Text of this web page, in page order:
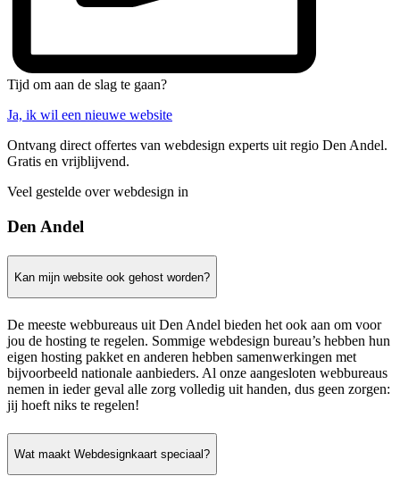
Tijd om aan de slag te gaan?
Ja, ik wil een nieuwe website
Ontvang direct offertes van webdesign experts uit regio Den Andel.
Gratis en vrijblijvend.
Veel gestelde over webdesign in
Den Andel
Kan mijn website ook gehost worden?
De meeste webbureaus uit Den Andel bieden het ook aan om voor
jou de hosting te regelen. Sommige webdesign bureau’s hebben hun
eigen hosting pakket en anderen hebben samenwerkingen met
bijvoorbeeld nationale aanbieders. Al onze aangesloten webbureaus
nemen in ieder geval alle zorg volledig uit handen, dus geen zorgen:
jij hoeft niks te regelen!
Wat maakt Webdesignkaart speciaal?